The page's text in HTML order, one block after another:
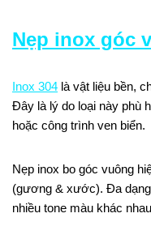
Nẹp inox góc
Inox 304 là vật liệu bền,
Đây là lý do loại này phù
hoặc công trình ven biển.
Nẹp inox bo góc vuông
(gương & xước). Đa
nhiều tone màu khác